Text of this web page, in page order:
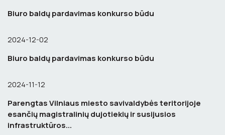
Biuro baldų pardavimas konkurso būdu
2024-12-02
Biuro baldų pardavimas konkurso būdu
2024-11-12
Parengtas Vilniaus miesto savivaldybės teritorijoje
esančių magistralinių dujotiekių ir susijusios
infrastruktūros...